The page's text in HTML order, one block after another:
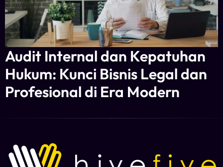
Audit Internal dan Kepatuhan
Hukum: Kunci Bisnis Legal dan
Profesional di Era Modern